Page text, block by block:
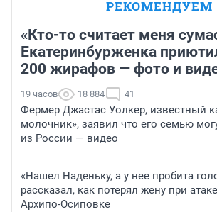
РЕКОМЕНДУЕМ
«Кто-то считает меня
Екатеринбурженка
200 жирафов — фото и
19 часов 18 884 41
Фермер Джастас Уолкер, известный
молочник», заявил что его семью
из России — видео
«Нашел Наденьку, а у нее пробита
рассказал, как потерял жену при
Архипо-Осиповке